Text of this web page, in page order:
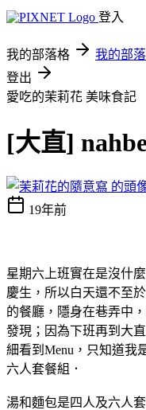
登入
我的部落格 我的部
登出
愛吃的茉莉花 美味食記
[大直]
19年前
星期六上班實在是沒什
慶生，所以白天還不至
的餐廳，隱身在巷弄中
發現；因為下班再到大
細看到Menu，只知道我
六人套餐組．
湯和麵包是四人及六人